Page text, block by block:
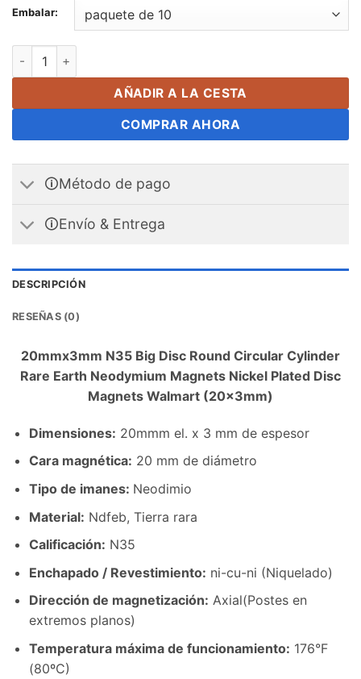
Embalar:
20Imanes de disco de neodimio de mm x 3mm N35 imanes
AÑADIR A LA CESTA
COMPRAR AHORA
🛈Método de pago
🛈Envío & Entrega
DESCRIPCIÓN
RESEÑAS (0)
20mmx3mm N35 Big Disc Round Circular Cylinder
Rare Earth Neodymium Magnets Nickel Plated Disc
Magnets Walmart (20x3mm)
Dimensiones: 20mmm el. x 3 mm de espesor
Cara magnética: 20 mm de diámetro
Tipo de imanes: Neodimio
Material: Ndfeb, Tierra rara
Calificación: N35
Enchapado / Revestimiento: ni-cu-ni (Niquelado)
Dirección de magnetización: Axial(Postes en
extremos planos)
Temperatura máxima de funcionamiento: 176°F
(80ºC)